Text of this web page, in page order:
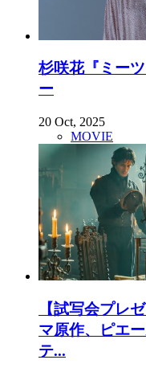
杉咲花『ミー
ー
20 Oct, 2025
MOVIE
【試写会プレ
マ原作、ピエ
テ...